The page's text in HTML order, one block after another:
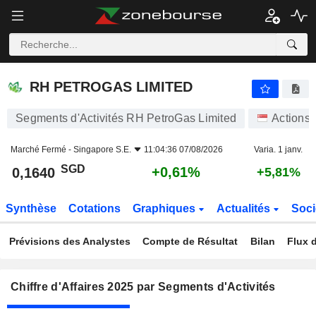
RH PETROGAS LIMITED
RH PETROGAS LIMITED
Segments d'Activités RH PetroGas Limited Actions
Marché Fermé - Singapore S.E. 11:04:36 07/08/2026 Varia. 1 janv.
0,1640 SGD +0,61% +5,81%
Synthèse Cotations Graphiques Actualités
Prévisions des Analystes Compte de Résultat Bilan Flux
Chiffre d'Affaires 2025 par Segments d'Activités